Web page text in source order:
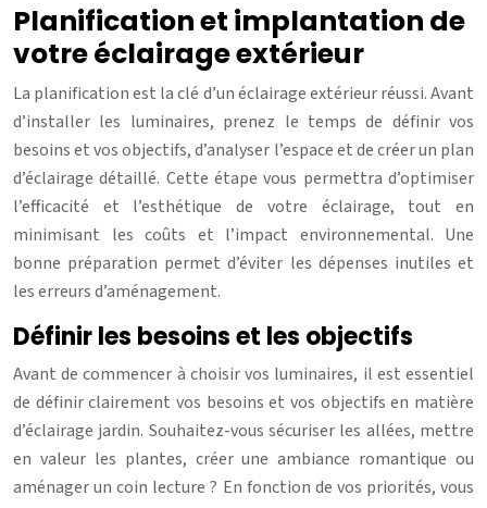
Planification et implantation de
votre éclairage extérieur
La planification est la clé d’un éclairage extérieur réussi. Avant
d’installer les luminaires, prenez le temps de définir vos
besoins et vos objectifs, d’analyser l’espace et de créer un plan
d’éclairage détaillé. Cette étape vous permettra d’optimiser
l’efficacité et l’esthétique de votre éclairage, tout en
minimisant les coûts et l’impact environnemental. Une
bonne préparation permet d’éviter les dépenses inutiles et
les erreurs d’aménagement.
Définir les besoins et les objectifs
Avant de commencer à choisir vos luminaires, il est essentiel
de définir clairement vos besoins et vos objectifs en matière
d’éclairage jardin. Souhaitez-vous sécuriser les allées, mettre
en valeur les plantes, créer une ambiance romantique ou
aménager un coin lecture ? En fonction de vos priorités, vous